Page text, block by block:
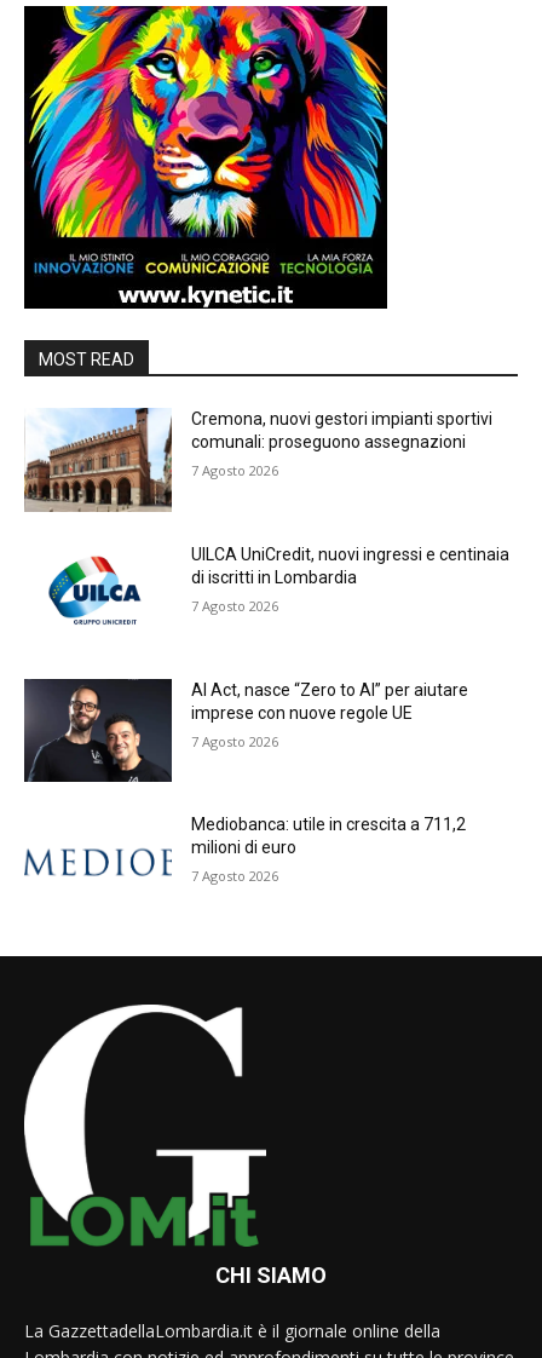
MOST READ
Cremona, nuovi gestori impianti sportivi
comunali: proseguono assegnazioni
7 Agosto 2026
UILCA UniCredit, nuovi ingressi e centinaia
di iscritti in Lombardia
7 Agosto 2026
AI Act, nasce “Zero to AI” per aiutare
imprese con nuove regole UE
7 Agosto 2026
Mediobanca: utile in crescita a 711,2
milioni di euro
7 Agosto 2026
CHI SIAMO
La GazzettadellaLombardia.it è il giornale online della